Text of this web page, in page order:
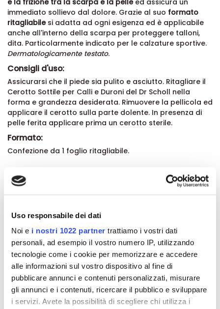
Uso responsabile dei dati
Noi e i nostri 1022 partner trattiamo i vostri dati
personali, ad esempio il vostro numero IP, utilizzando
tecnologie come i cookie per memorizzare e accedere
alle informazioni sul vostro dispositivo al fine di
pubblicare annunci e contenuti personalizzati, misurare
gli annunci e i contenuti, ricercare il pubblico e sviluppare
i servizi. Avete la possibilità di scegliere chi utilizza i
e la frizione tra la scarpa e la pelleed assicura un
immediato sollievo dal dolore. Grazie al suo formato
ritagliabilesi adatta ad ogni esigenza ed è applicabile
anche all'interno della scarpa per proteggere talloni,
dita. Particolarmente indicato per le calzature sportive.
Dermatologicamente testato.
Consigli d'uso:
Assicurarsi che il piede sia pulito e asciutto. Ritagliare il
Cerotto Sottile per Calli e Duroni del Dr Scholl nella
forma e grandezza desiderata. Rimuovere la pellicola ed
applicare il cerotto sulla parte dolente. In presenza di
pelle ferita applicare prima un cerotto sterile.
Formato:
Confezione da 1 foglio ritagliabile.
Dettagli del prodotto
About Dr. Scholl
Recensioni
Altri prodotti che potrebbero